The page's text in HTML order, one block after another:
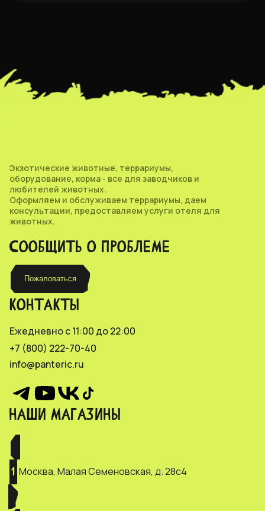
Экзотические животные, террариумы,
оборудование, корма - все для заводчиков и
любителей животных.
Оформляем и обслуживаем террариумы, даем
консультации, предоставляем услуги отеля для
животных.
СООБЩИТЬ О ПРОБЛЕМЕ
Пожаловаться
НАШИ МАГАЗИНЫ
1 Москва, Малая Семеновская, д. 28с4
КОНТАКТЫ
Ежедневно с 11:00 до 22:00
+7 (800) 222-70-40
info@panteric.ru